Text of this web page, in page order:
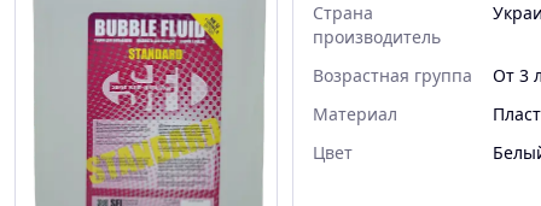
Страна
производитель
Возрастная группа
От 3
Материал
Цвет